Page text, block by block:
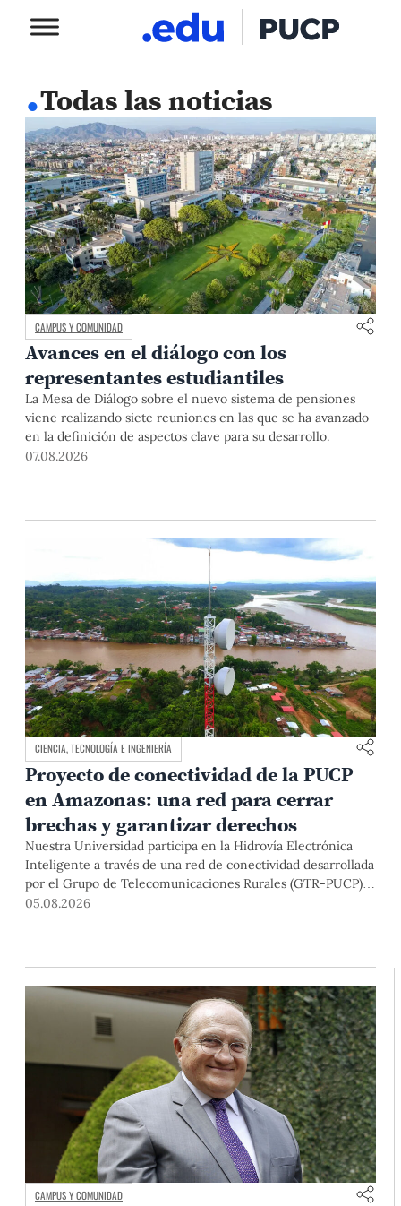
.Todas las noticias
CAMPUS Y COMUNIDAD
Avances en el diálogo con los
representantes estudiantiles
La Mesa de Diálogo sobre el nuevo sistema de pensiones
viene realizando siete reuniones en las que se ha avanzado
en la definición de aspectos clave para su desarrollo.
07.08.2026
CIENCIA, TECNOLOGÍA E INGENIERÍA
Proyecto de conectividad de la PUCP
en Amazonas: una red para cerrar
brechas y garantizar derechos
Nuestra Universidad participa en la Hidrovía Electrónica
Inteligente a través de una red de conectividad desarrollada
por el Grupo de Telecomunicaciones Rurales (GTR-PUCP)
desde el 2018. En esta nota repasamos cómo ha sido el
05.08.2026
CAMPUS Y COMUNIDAD